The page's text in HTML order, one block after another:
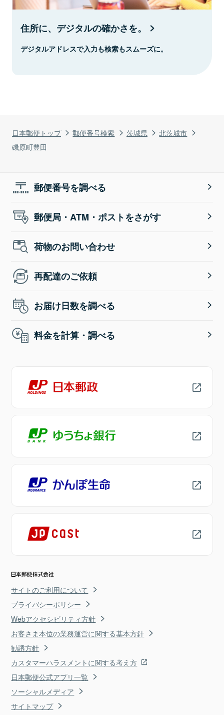
日本郵便トップ 郵便番号検索 茨城県
北茨城市
磯原町豊田
住所に、デジタルの確かさを。
デジタルアドレスで入力も検索もスムーズに。
郵便番号を調べる
郵便局・ATM・ポストをさがす
荷物のお問い合わせ
再配達のご依頼
お届け日数を調べる
料金を計算・調べる
サイトのご利用について
プライバシーポリシー
Webアクセシビリティ方針
お客さま本位の業務運営に関する基本方針
勧誘方針
カスタマーハラスメントに関する考え方
日本郵便公式アプリ一覧
ソーシャルメディア
サイトマップ